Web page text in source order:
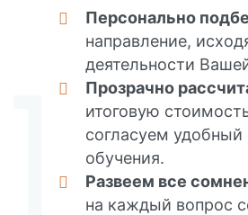
Персонально
направление,
деятельности
Прозрачно
итоговую
согласуем
обучения.
Развеем все
на каждый вопрос